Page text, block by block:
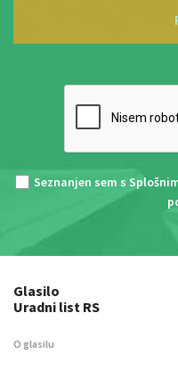
Seznanjen sem s
Glasilo
Uradni list RS
O glasilu